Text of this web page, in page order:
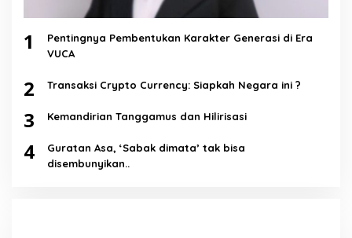
1
Pentingnya Pembentukan Karakter Generasi di Era
VUCA
2 Transaksi Crypto Currency: Siapkah Negara ini ?
3 Kemandirian Tanggamus dan Hilirisasi
4
Guratan Asa, ‘Sabak dimata’ tak bisa
disembunyikan..